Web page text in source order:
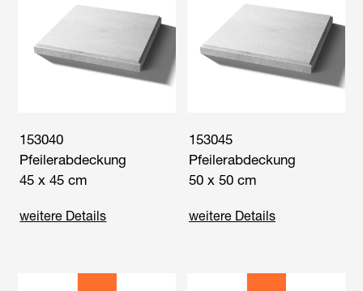
153040
Pfeilerabdeckung
45 x 45 cm
weitere Details
153045
Pfeilerabdeckung
50 x 50 cm
weitere Details